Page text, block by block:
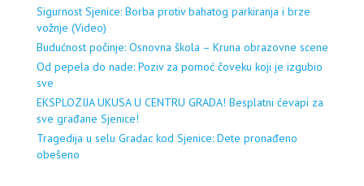
Sigurnost Sjenice: Borba protiv bahatog parkiranja i brze
vožnje (Video)
Budućnost počinje: Osnovna škola – Kruna obrazovne scene
Od pepela do nade: Poziv za pomoć čoveku koji je izgubio
sve
EKSPLOZIJA UKUSA U CENTRU GRADA! Besplatni ćevapi za
sve građane Sjenice!
Tragedija u selu Gradac kod Sjenice: Dete pronađeno
obešeno